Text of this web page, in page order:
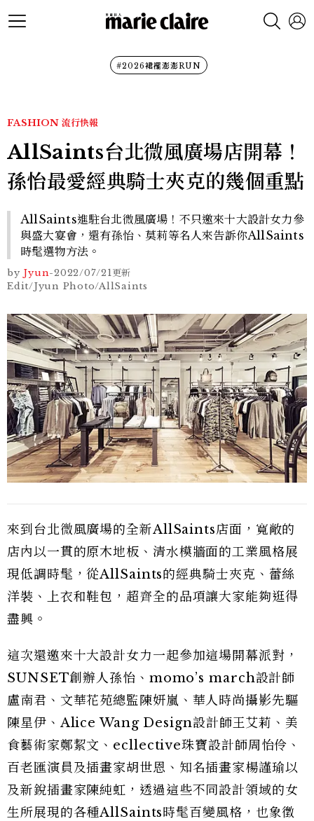
#2026裙襬澎澎RUN
FASHION 流行快報
AllSaints台北微風廣場店開幕！
孫怡最愛經典騎士夾克的幾個重點
AllSaints進駐台北微風廣場！不只邀來十大設計女力參
與盛大宴會，還有孫怡、莫莉等名人來告訴你AllSaints
時髦選物方法。
by Jyun-2022/07/21更新
Edit/Jyun Photo/AllSaints
來到台北微風廣場的全新AllSaints店面，寬敞的
店內以一貫的原木地板、清水模牆面的工業風格展
現低調時髦，從AllSaints的經典騎士夾克、蕾絲
洋裝、上衣和鞋包，超齊全的品項讓大家能夠逛得
盡興。
這次還邀來十大設計女力一起參加這場開幕派對，
SUNSET創辦人孫怡、momo’s march設計師
盧南君、文華花苑總監陳妍嵐、華人時尚攝影先驅
陳星伊、Alice Wang Design設計師王艾莉、美
食藝術家鄭絜文、ecllective珠寶設計師周怡伶、
百老匯演員及插畫家胡世恩、知名插畫家楊謹瑜以
及新銳插畫家陳純虹，透過這些不同設計領域的女
生所展現的各種AllSaints時髦百變風格，也象徵